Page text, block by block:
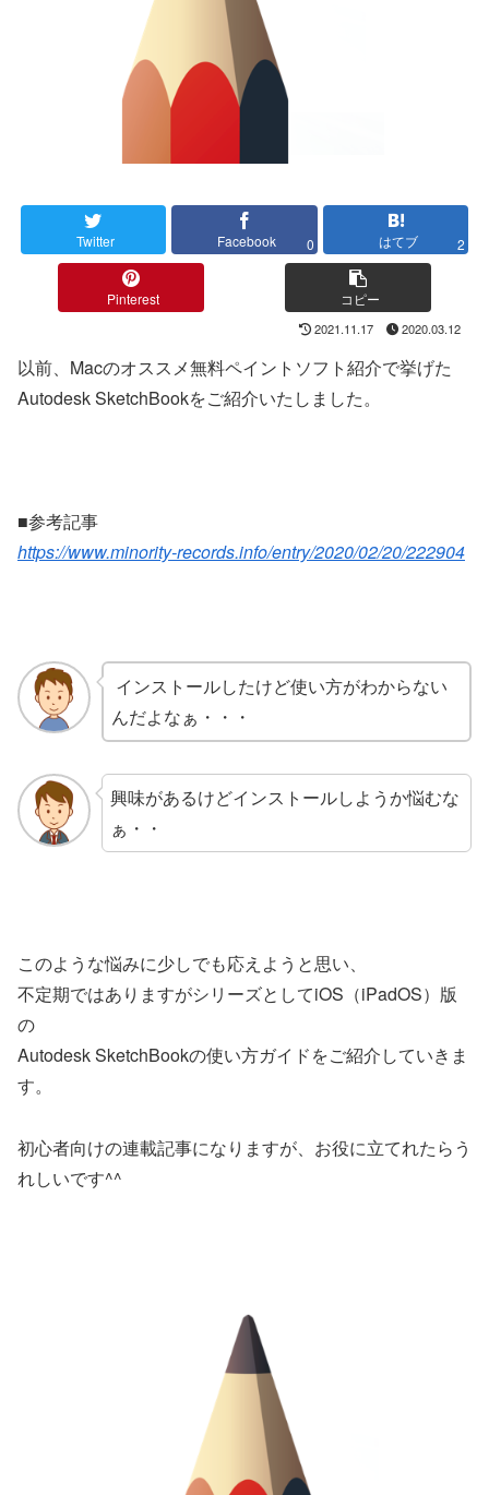
Twitter Facebook 0 はてブ 2
Pinterest コピー
2021.11.17 2020.03.12
以前、Macのオススメ無料ペイントソフト紹介で挙げた
Autodesk SketchBookをご紹介いたしました。
■参考記事
https://www.minority-records.info/entry/2020/02/20/222904
インストールしたけど使い方がわからない
んだよなぁ・・・
興味があるけどインストールしようか悩むな
ぁ・・
このような悩みに少しでも応えようと思い、
不定期ではありますがシリーズとしてiOS（iPadOS）版
の
Autodesk SketchBookの使い方ガイドをご紹介していきま
す。
初心者向けの連載記事になりますが、お役に立てれたらう
れしいです^^